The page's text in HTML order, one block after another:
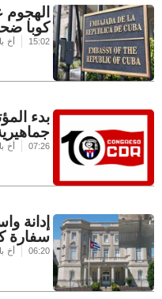
كوبا
15:02 أخ
بدء
07:26 أخ
إدانة
سفارة
06:20 أخ